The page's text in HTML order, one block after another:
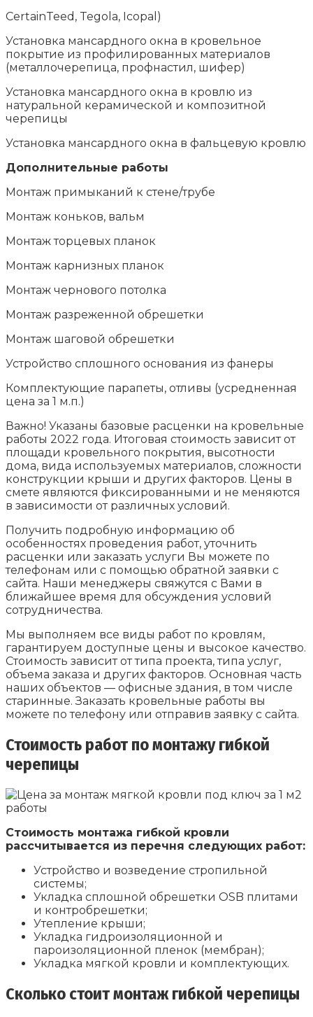
CertainTeed, Tegola, Icopal)
Установка мансардного окна в кровельное
покрытие из профилированных материалов
(металлочерепица, профнастил, шифер)
Установка мансардного окна в кровлю из
натуральной керамической и композитной
черепицы
Установка мансардного окна в фальцевую кровлю
Дополнительные работы
Монтаж примыканий к стене/трубе
Монтаж коньков, вальм
Монтаж торцевых планок
Монтаж карнизных планок
Монтаж чернового потолка
Монтаж разреженной обрешетки
Монтаж шаговой обрешетки
Устройство сплошного основания из фанеры
Комплектующие парапеты, отливы (усредненная
цена за 1 м.п.)
Важно! Указаны базовые расценки на кровельные
работы 2022 года. Итоговая стоимость зависит от
площади кровельного покрытия, высотности
дома, вида используемых материалов, сложности
конструкции крыши и других факторов. Цены в
смете являются фиксированными и не меняются
в зависимости от различных условий.
Получить подробную информацию об
особенностях проведения работ, уточнить
расценки или заказать услуги Вы можете по
телефонам или с помощью обратной заявки с
сайта. Наши менеджеры свяжутся с Вами в
ближайшее время для обсуждения условий
сотрудничества.
Мы выполняем все виды работ по кровлям,
гарантируем доступные цены и высокое качество.
Стоимость зависит от типа проекта, типа услуг,
объема заказа и других факторов. Основная часть
наших объектов — офисные здания, в том числе
старинные. Заказать кровельные работы вы
можете по телефону или отправив заявку с сайта.
Стоимость работ по монтажу гибкой
черепицы
Стоимость монтажа гибкой кровли
рассчитывается из перечня следующих работ:
Устройство и возведение стропильной
системы;
Укладка сплошной обрешетки OSB плитами
и контробрешетки;
Утепление крыши;
Укладка гидроизоляционной и
пароизоляционной пленок (мембран);
Укладка мягкой кровли и комплектующих.
Сколько стоит монтаж гибкой черепицы